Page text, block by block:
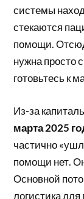
системы
стекаются
помощи.
нужна просто
готовьтесь к
Из-за
марта 2025
частично
помощи нет.
Основной
логистика